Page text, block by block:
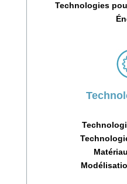
Technologies